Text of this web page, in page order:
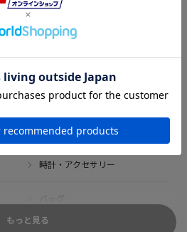
サイン・記念グッズ
Tシャツ
雑貨
時計・アクセサリー
バッグ
もっと見る